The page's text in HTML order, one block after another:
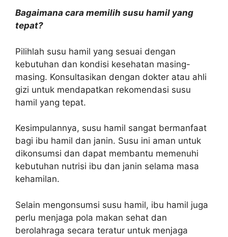
Bagaimana cara memilih susu hamil yang
tepat?
Pilihlah susu hamil yang sesuai dengan
kebutuhan dan kondisi kesehatan masing-
masing. Konsultasikan dengan dokter atau ahli
gizi untuk mendapatkan rekomendasi susu
hamil yang tepat.
Kesimpulannya, susu hamil sangat bermanfaat
bagi ibu hamil dan janin. Susu ini aman untuk
dikonsumsi dan dapat membantu memenuhi
kebutuhan nutrisi ibu dan janin selama masa
kehamilan.
Selain mengonsumsi susu hamil, ibu hamil juga
perlu menjaga pola makan sehat dan
berolahraga secara teratur untuk menjaga